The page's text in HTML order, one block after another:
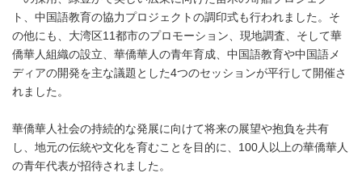
ト、中国語教育の協力プロジェクトの調印式も行われました。そ
の他にも、大湾区11都市のプロモーション、現地調査、そして華
僑華人組織の設立、華僑華人の青年育成、中国語教育や中国語メ
ディアの開発を主な議題とした4つのセッションが平行して開催さ
れました。
華僑華人社会の持続的な発展に向けて将来の展望や抱負を共有
し、地元の伝統や文化を育むことを目的に、100人以上の華僑華人
の青年代表が招待されました。